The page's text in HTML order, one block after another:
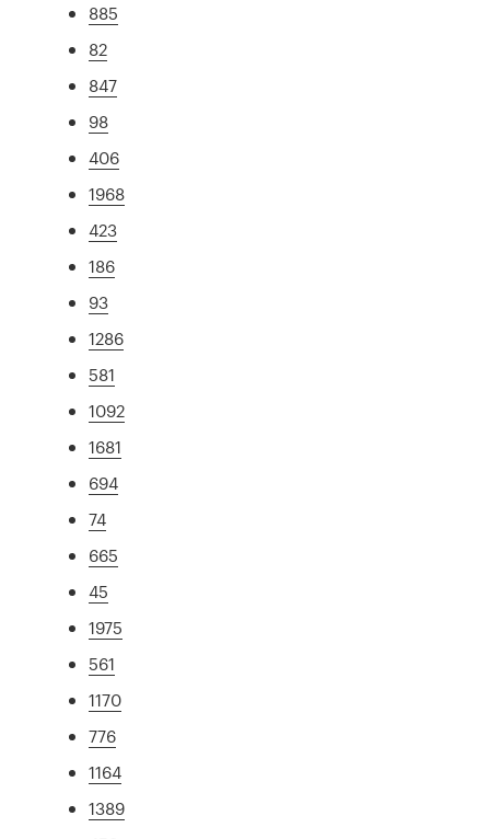
885
82
847
98
406
1968
423
186
93
1286
581
1092
1681
694
74
665
45
1975
561
1170
776
1164
1389